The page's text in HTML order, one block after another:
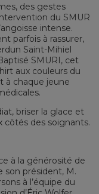
des gestes
du SMUR
intense.
parfois à rassurer,
Saint-Mihiel
SMURI, cet
aux couleurs du
à chaque jeune
briser la glace et
côtés des soignants.
à la générosité de
son président, M.
à l’équipe du